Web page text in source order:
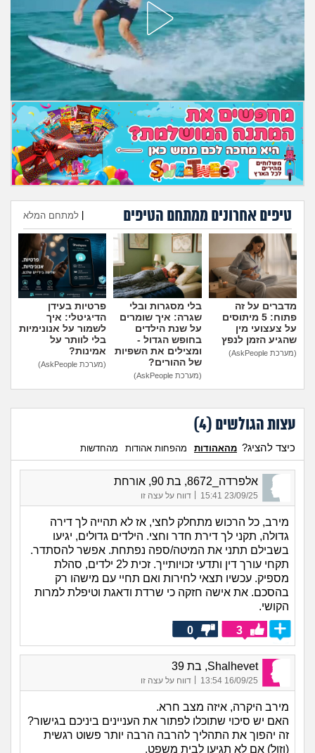
טיפים אחרונים ממתחם הטיפים למתחם המלא
הוספת טיפ
מדברים על זה
פתוח: 5 מיתוסים
על צעצועי מין
שהגיע הזמן לנפץ
(מערכת AskPeople)
בלי מסגרות ובלי
שגרה: איך שומרים
על שנת הילדים
בחופש הגדול -
ומצילים את השפיות
של ההורים?
(מערכת AskPeople)
פרטיות בעידן
הדיגיטלי: איך
לשמור על אנונימיות
בלי לוותר על
אמינות?
(מערכת AskPeople)
עצות הגולשים (4
)
כיצד להציג? מהאהודות מהפחות אהודות מהחדשות
אלפרדה_8672, בת 90, אורחת
23/09/25 15:41 דווח על עצה זו
מירב, כל הרכוש מתחלק לחצי, אז לא תהייה לך דירה
גדולה, תקני לך דירת חדר וחצי. הילדים גדולים, יגיעו
בשבילם תתני את המיטה/ספה נפתחת. אפשר להסתדר.
תקחי עורך דין ותדעי זכויותייך. זכית ל2 ילדים, סהלת
מספיק. עכשיו תצאי לחירות ואם תחיי עם מישהו רק
בהסכם. את אישה חזקה כי שרדת ודאגת וטיפלת למרות
הקושי.
3
0
Shalhevet, בת 39
16/09/25 13:54
| דווח על עצה זו
מירב היקרה, איזה מצב חרא.
האם יש סיכוי שתוכלו לפתור את העניינים ביניכם בגישור?
זה יהפוך את התהליך להרבה הרבה יותר פשוט רגשית
(וזול) אם לא תגיעו לבית משפט.